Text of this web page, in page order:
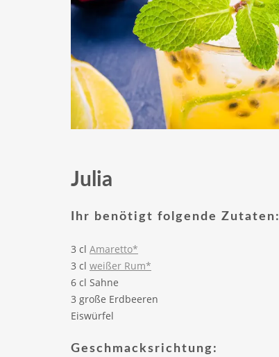
Julia
Ihr benötigt folgende Zutaten:
3 cl Amaretto*
3 cl weißer Rum*
6 cl Sahne
3 große Erdbeeren
Eiswürfel
Geschmacksrichtung: